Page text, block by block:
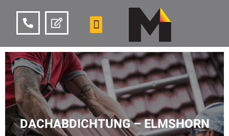
DACHABDICHTUNG – ELMSHORN